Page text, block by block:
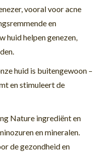
vooral voor acne
en
huid helpen genezen,
huid is buitengewoon –
en stimuleert de
Nature ingrediënt en
en mineralen.
de gezondheid en